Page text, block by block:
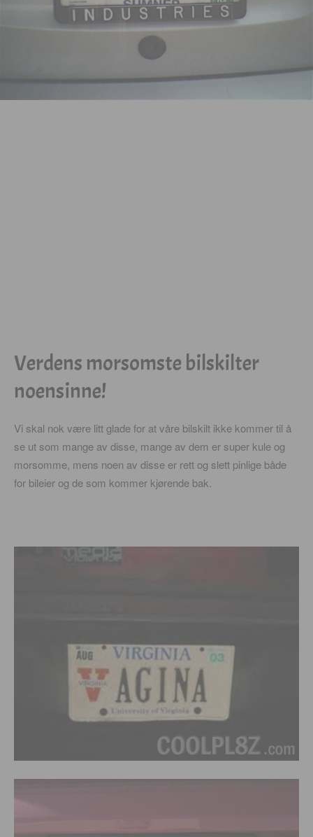
Verdens morsomste bilskilter
noensinne!
Vi skal nok være litt glade for at våre bilskilt ikke kommer til å
se ut som mange av disse, mange av dem er super kule og
morsomme, mens noen av disse er rett og slett pinlige både
for bileier og de som kommer kjørende bak.